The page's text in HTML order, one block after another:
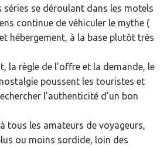
se déroulant dans les motels
continue de véhiculer le mythe (
hébergement, à la base plutôt très
la règle de l’offre et la demande, le
poussent les touristes et
l’authenticité d’un bon
tous les amateurs de voyageurs,
ou moins sordide, loin des